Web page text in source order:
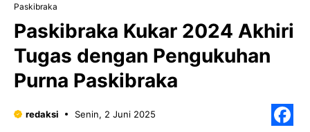
Paskibraka
Paskibraka Kukar 2024 Akhiri
Tugas dengan Pengukuhan
Purna Paskibraka
redaksi Senin, 2 Juni 2025